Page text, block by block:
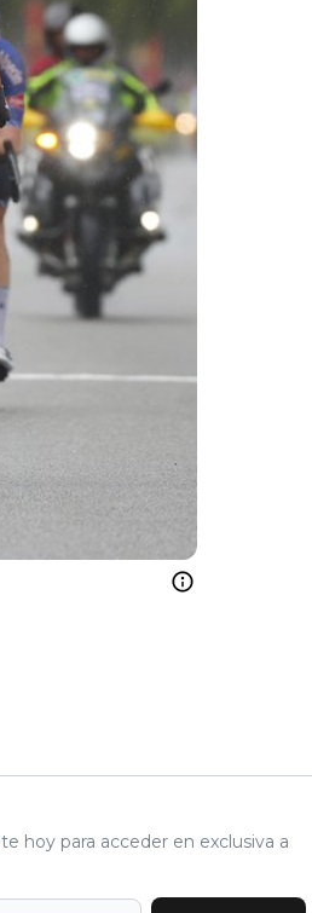
hoy para acceder en exclusiva a